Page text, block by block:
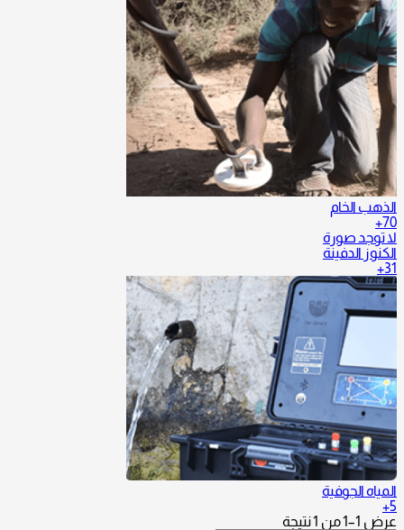
الذهب الخام
70+
لا توجد صورة
الكنوز الدفينة
31+
المياه الجوفية
5+
عرض 1–1 من 1 نتيجة